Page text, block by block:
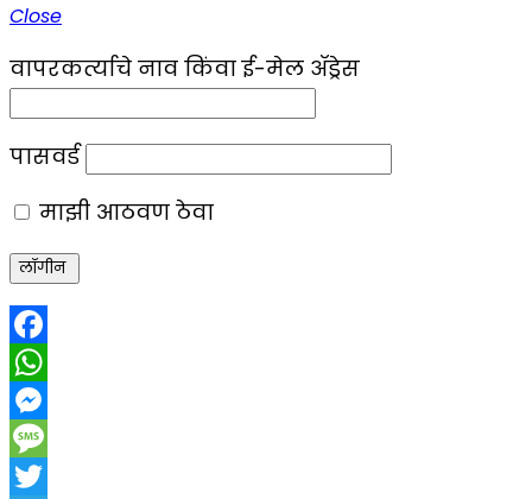
Close
वापरकर्त्याचे नाव किंवा ई-मेल ॲड्रेस
पासवर्ड
माझी आठवण ठेवा
Facebook
WhatsApp
Messenger
Message